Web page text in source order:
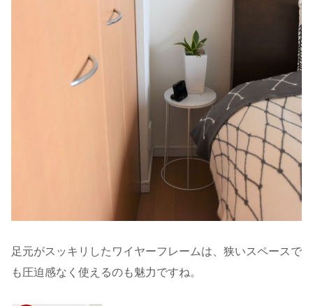
足元がスッキリしたワイヤーフレームは、狭いスペースで
も圧迫感なく使えるのも魅力ですね。